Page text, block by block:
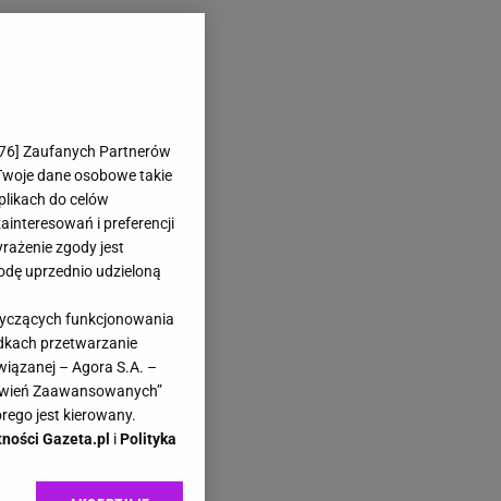
] Zaufanych Partnerów
dane osobowe takie
do celów
i preferencji
zgody jest
uprzednio udzieloną
funkcjonowania
przetwarzanie
– Agora S.A. –
Zaawansowanych”
jest kierowany.
Gazeta.pl iPolityka